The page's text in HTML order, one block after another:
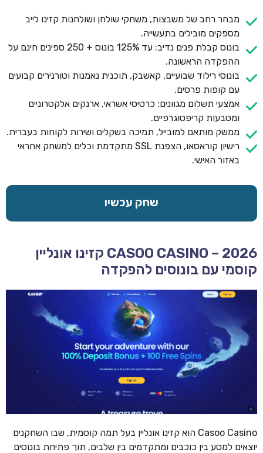
מבחר רחב של משבצות, משחקי שולחן ושולחנות קזינו לייב
מספקים מובילים בתעשייה.
בונוס קבלת פנים נדיב: עד 125% בונוס + 250 ספינים חינם על
ההפקדה הראשונה.
בונוסי רילוד שבועיים, קאשבק, תוכנית נאמנות וטורנירים קבועים
עם קופות פרסים.
אמצעי תשלום מגוונים: כרטיסי אשראי, ארנקים אלקטרוניים
ומטבעות קריפטוגרפיים.
ממשק מותאם למובייל, תמיכה בשקלים ושירות לקוחות בעברית.
רישיון קוראסאו, הצפנת SSL מתקדמת וכלים למשחק אחראי
באזור האישי.
שחק עכשיו
CASOO CASINO – 2026 קזינו אונליין
קוסמי עם בונוסים להפקדה
Casoo Casino הוא קזינו אונליין בעל תמה קוסמית, שבו השחקנים
יוצאים למסע בין כוכבים ומתקדמים בין שלבים, תוך פתיחת בונוסים